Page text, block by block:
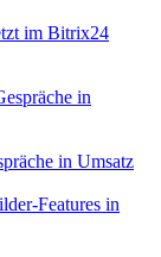
im Bitrix24
in Umsatz